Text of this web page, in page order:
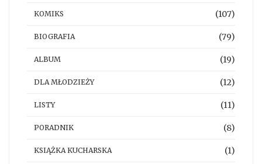
KOMIKS (107)
BIOGRAFIA (79)
ALBUM (19)
DLA MŁODZIEŻY (12)
LISTY (11)
PORADNIK (8)
KSIĄŻKA KUCHARSKA (1)